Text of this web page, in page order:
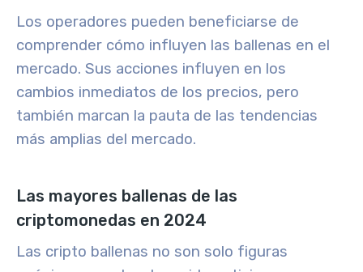
Los operadores pueden beneficiarse de
comprender cómo influyen las ballenas en el
mercado. Sus acciones influyen en los
cambios inmediatos de los precios, pero
también marcan la pauta de las tendencias
más amplias del mercado.
Las mayores ballenas de las
criptomonedas en 2024
Las cripto ballenas no son solo figuras